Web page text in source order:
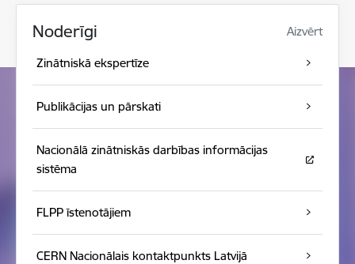
Noderīgi Aizvērt
Zinātniskā ekspertīze
Publikācijas un pārskati
Nacionālā zinātniskās darbības informācijas
sistēma
FLPP īstenotājiem
CERN Nacionālais kontaktpunkts Latvijā